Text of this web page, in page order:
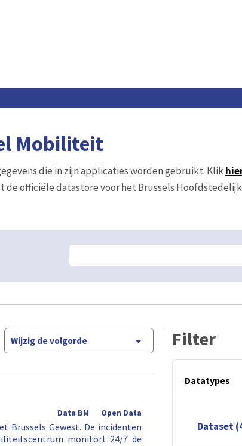
Mobiliteit
die in zijn applicaties worden gebruikt. Klik
de officiële datastore voor het Brussels Hoofdstedelijk
Wijzig de volgorde
Open Data
Data BM
Brussels Gewest. De incidenten
monitort 24/7 de
Filter
Datatypes
Dataset